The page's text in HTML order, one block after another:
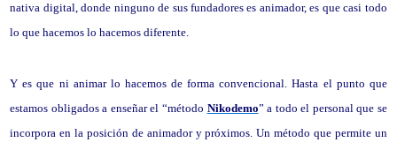
nativa digital, donde ninguno de sus fundadores es animador, es que casi todo
lo que hacemos lo hacemos diferente.
Y es que ni animar lo hacemos de forma convencional. Hasta el punto que
estamos obligados a enseñar el “método Nikodemo” a todo el personal que se
incorpora en la posición de animador y próximos. Un método que permite un